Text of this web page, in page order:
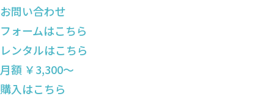
お問い合わせ
フォームはこちら
レンタルはこちら
月額 ￥3,300〜
購入はこちら